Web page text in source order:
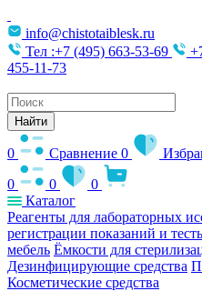
info@chistotaiblesk.ru
Тел :+7 (495) 663-53-69
455-11-73
Поиск
товаров
Найти
0 Сравнение 0
0
0
0
Каталог
Реагенты для лабораторных
регистрации показаний и
мебель Ёмкости для
Дезинфицирующие средства
Косметические средства